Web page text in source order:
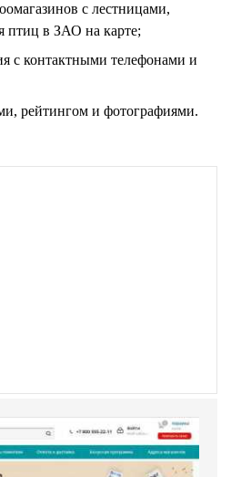
с лестницами,
птиц в ЗАО на карте;
с контактными телефонами и
рейтингом и фотографиями.